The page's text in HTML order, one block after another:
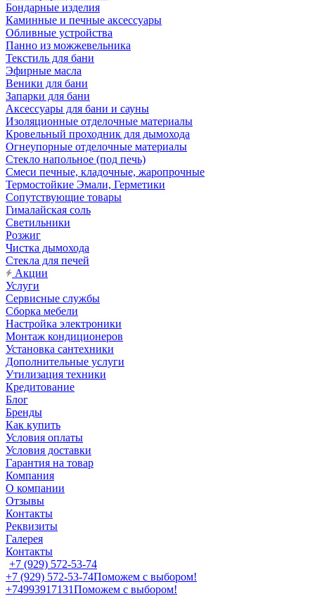
Бондарные изделия
Каминные и печные аксессуары
Обливные устройства
Панно из можжевельника
Текстиль для бани
Эфирные масла
Веники для бани
Запарки для бани
Аксессуары для бани и сауны
Изоляционные отделочные материалы
Кровельный проходник для дымохода
Огнеупорные отделочные материалы
Стекло напольное (под печь)
Смеси печные, кладочные, жаропрочные
Термостойкие Эмали, Герметики
Сопутствующие товары
Гималайская соль
Светильники
Розжиг
Чистка дымохода
Стекла для печей
Акции
Услуги
Сервисные службы
Сборка мебели
Настройка электроники
Монтаж кондиционеров
Установка сантехники
Дополнительные услуги
Утилизация техники
Кредитование
Блог
Бренды
Как купить
Условия оплаты
Условия доставки
Гарантия на товар
Компания
О компании
Отзывы
Контакты
Реквизиты
Галерея
Контакты
+7 (929) 572-53-74
+7 (929) 572-53-74Поможем с выбором!
+74993917131Поможем с выбором!